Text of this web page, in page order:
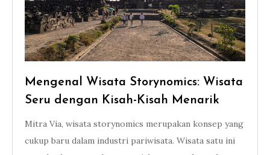
Mengenal Wisata Storynomics: Wisata
Seru dengan Kisah-Kisah Menarik
Mitra Via, wisata storynomics merupakan konsep yang
cukup baru dalam industri pariwisata. Wisata satu ini